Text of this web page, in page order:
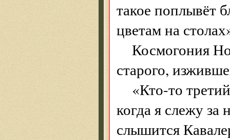
такое поплывёт
цветам на
Космогония
старого,
«Кто-то
когда я слежу
слышится